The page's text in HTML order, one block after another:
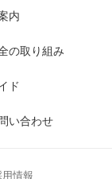
内
の取り組み
ド
い合わせ
用情報